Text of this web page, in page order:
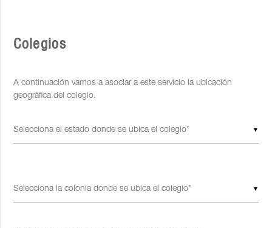
Colegios
A continuación vamos a asociar a este servicio la ubicación
geográfica del colegio.
▼
▼